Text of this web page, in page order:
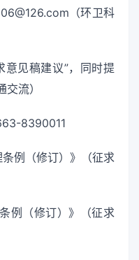
（环卫科
意见稿建议”，同时提
流）
8390011
例（修订）》（征求
例（修订）》（征求